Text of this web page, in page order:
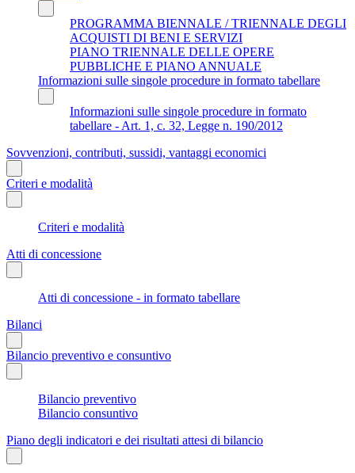
PROGRAMMA BIENNALE / TRIENNALE DEGLI
ACQUISTI DI BENI E SERVIZI
PIANO TRIENNALE DELLE OPERE
PUBBLICHE E PIANO ANNUALE
Informazioni sulle singole procedure in formato tabellare
Informazioni sulle singole procedure in formato
tabellare - Art. 1, c. 32, Legge n. 190/2012
Sovvenzioni, contributi, sussidi, vantaggi economici
Criteri e modalità
Criteri e modalità
Atti di concessione
Atti di concessione - in formato tabellare
Bilanci
Bilancio preventivo e consuntivo
Bilancio preventivo
Bilancio consuntivo
Piano degli indicatori e dei risultati attesi di bilancio